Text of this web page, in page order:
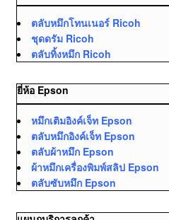
ตลับหมึกโทนเนอร์ Ricoh
ชุดดรัม Ricoh
ตลับทิ้งหมึก Ricoh
ยี่ห้อ Epson
หมึกเติมอิงค์เจ็ท Epson
ตลับหมึกอิงค์เจ็ท Epson
ตลับผ้าหมึก Epson
ผ้าหมึกเครื่องพิมพ์สลิป Epson
ตลับซับหมึก Epson